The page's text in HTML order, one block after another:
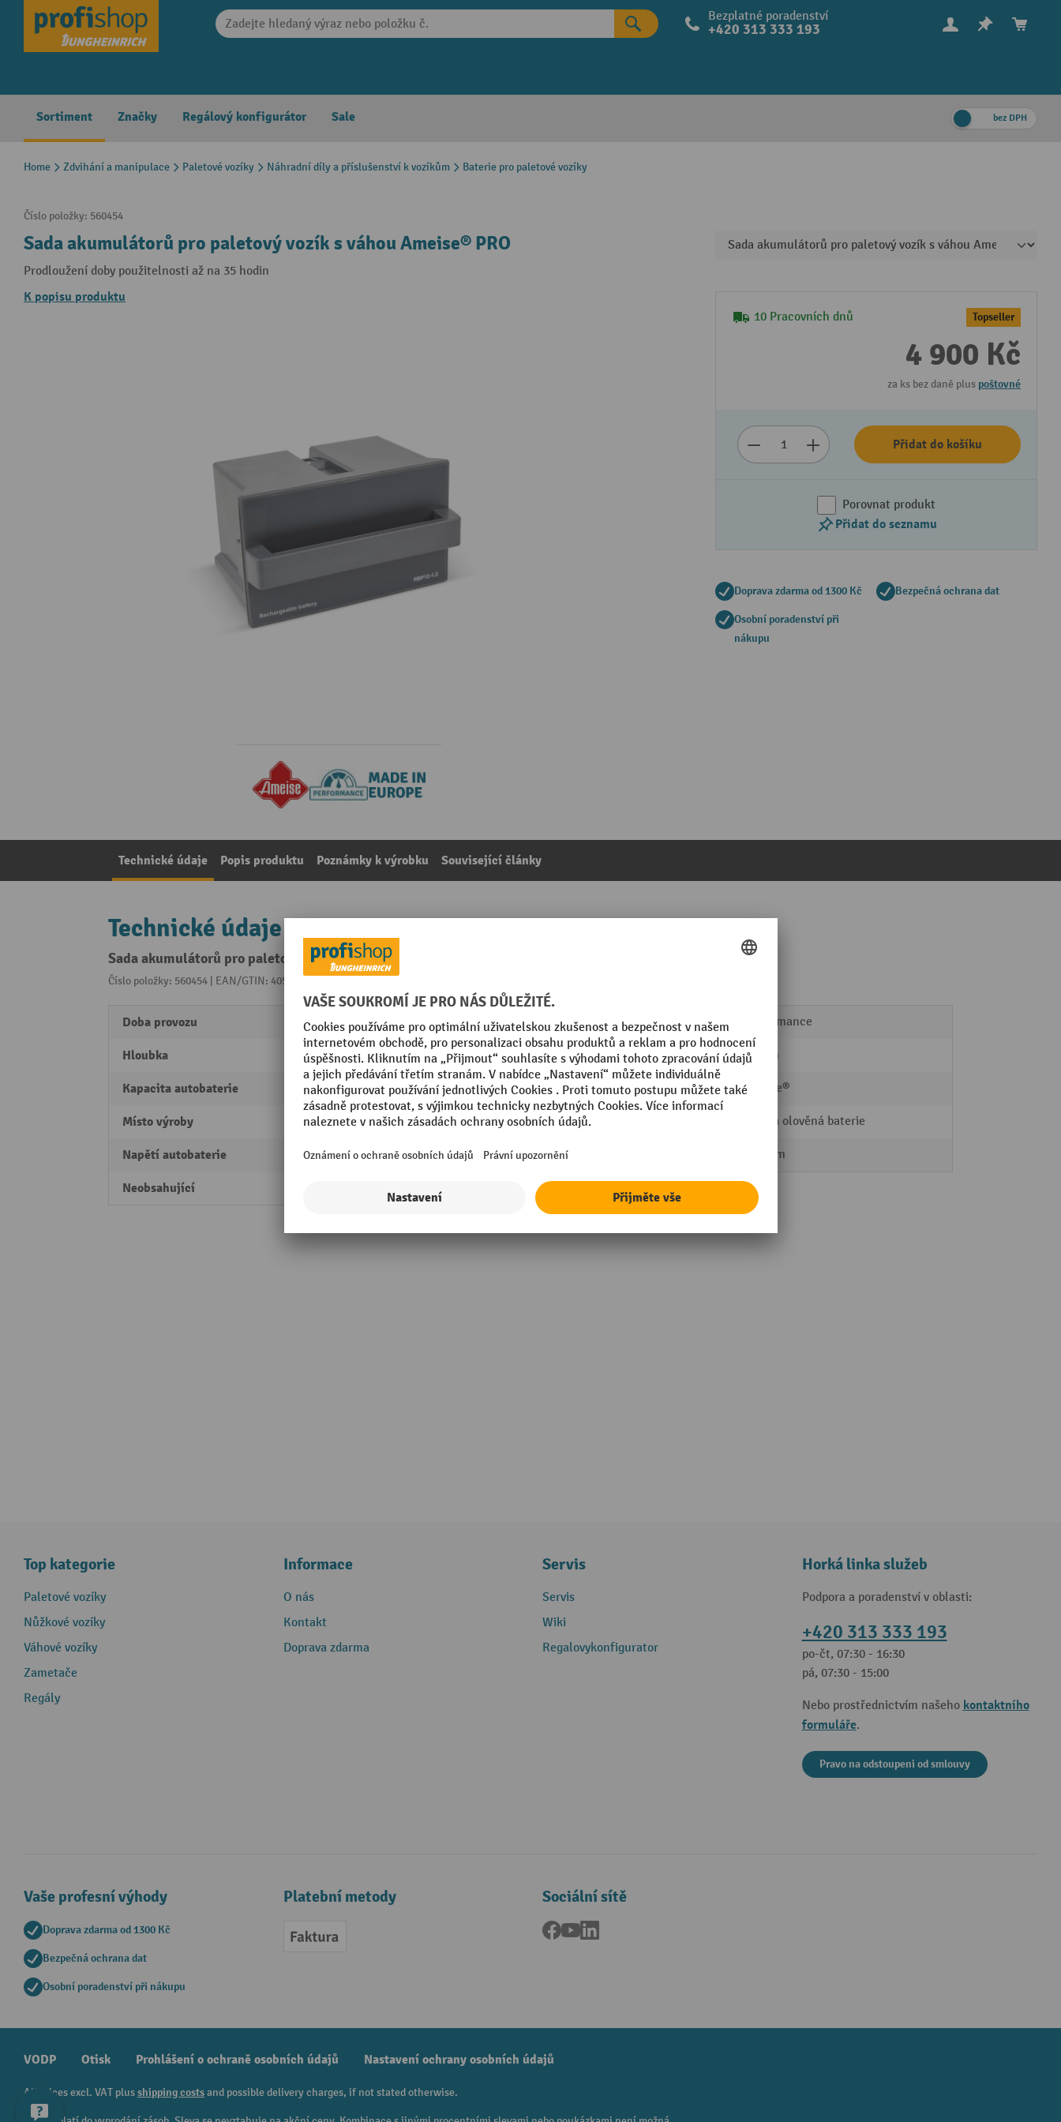
Skip to main navigation Bezplatné poradenství
+420 313 333 193
Sortiment Značky Regálový konfigurátor Sale bez DPH
Home Zdvihání a manipulace Paletové vozíky Náhradní díly a příslušenství k vozíkům Baterie pro paletové vozíky
Číslo položky: 560454
Sada akumulátorů pro paletový vozík s váhou Ameise® PRO
Prodloužení doby použitelnosti až na 35 hodin
K popisu produktu
10 Pracovních dnů Topseller
4 900 Kč
za ks bez daně plus poštovné
Přidat do košíku
Porovnat produkt
Přidat do seznamu
Doprava zdarma od 1300 Kč Bezpečná ochrana dat
Osobní poradenství při
nákupu
Technické údaje Popis produktu Poznámky k výrobku Související články
Technické údaje
Sada akumulátorů pro paletový vozík s váhou Ameise® PRO
Číslo položky: 560454 | EAN/GTIN: 4055091321387
Doba provozu 35 h
Hloubka 80 mm
Kapacita autobaterie 1,2 Ah/per unit
Místo výroby Made in Europe
Napětí autobaterie 12 V/per unit
Neobsahující
Segmentu Performance
Výška 70 mm
Značka Ameise®
autobaterie, typ Gelová olověná baterie
Šířka 115 mm
Top kategorie
Paletové vozíky
Nůžkové vozíky
Váhové vozíky
Zametače
Regály
Informace
O nás
Kontakt
Doprava zdarma
Servis
Servis
Wiki
Regalovykonfigurator
Horká linka služeb
Podpora a poradenství v oblasti:
+420 313 333 193
po-čt, 07:30 - 16:30
pá, 07:30 - 15:00
Nebo prostřednictvím našeho kontaktního
formuláře.
Pravo na odstoupeni od smlouvy
Vaše profesní výhody
Doprava zdarma od 1300 Kč
Bezpečná ochrana dat
Osobní poradenství při nákupu
Platební metody
Faktura
Sociální sítě
Facebook
YouTube
VODP Otisk Prohlášení o ochraně osobních údajů Nastavení ochrany osobních údajů
All prices excl. VAT plusshipping costsand possible delivery charges, if not stated otherwise.